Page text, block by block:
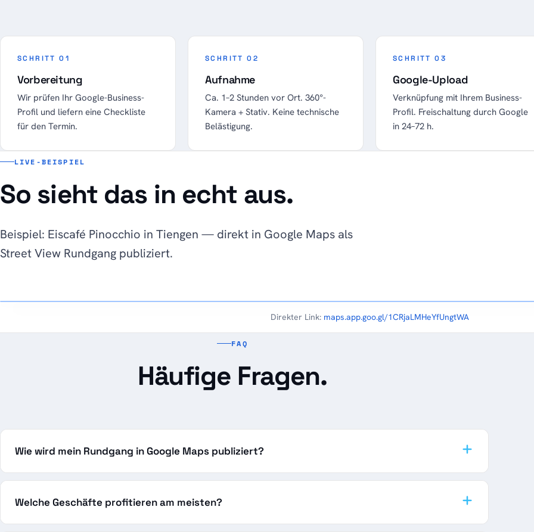
SCHRITT 01
Vorbereitung
Wir prüfen Ihr Google-Business-
Profil und liefern eine Checkliste
für den Termin.
SCHRITT 02
Aufnahme
Ca. 1–2 Stunden vor Ort. 360°-
Kamera + Stativ. Keine technische
Belästigung.
SCHRITT 03
Google-Upload
Verknüpfung mit Ihrem Business-
Profil. Freischaltung durch Google
in 24–72 h.
LIVE-BEISPIEL
So sieht das in echt aus.
Beispiel: Eiscafé Pinocchio in Tiengen — direkt in Google Maps als
Street View Rundgang publiziert.
GOOGLE STREET VIEW
Eiscafé Pinocchio — Tiengen
Direkter Link: maps.app.goo.gl/1CRjaLMHeYfUngtWA
FAQ
Häufige Fragen.
Wie wird mein Rundgang in Google Maps publiziert?
Welche Geschäfte profitieren am meisten?